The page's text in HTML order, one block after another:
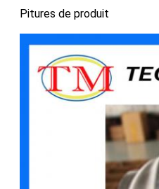
Pitures de produit